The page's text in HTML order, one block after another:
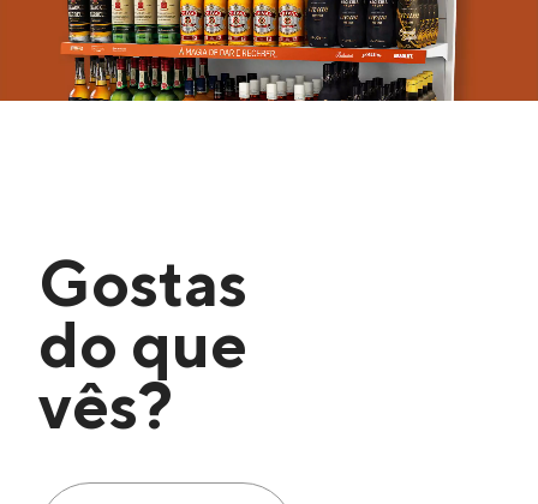
Gostas
do que
vês?